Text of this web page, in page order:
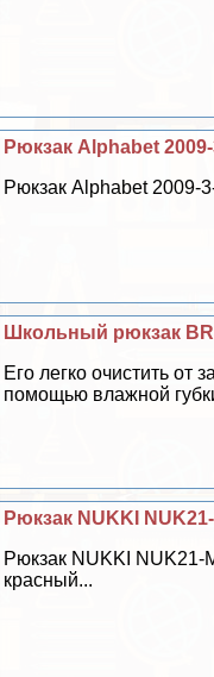
Рюкзак Alphabet
Рюкзак Alphabet 2009-
Школьный рюкзак
Его легко очистить от
помощью влажной
Рюкзак NUKKI
Рюкзак NUKKI NUK21-
красный...